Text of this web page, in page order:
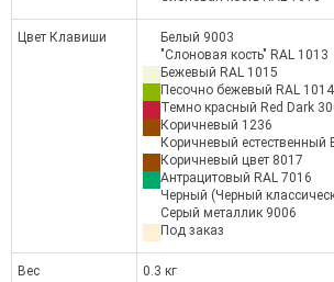
Цвет Клавиши
Белый 9003
"Слоновая кость" RAL 1013
Бежевый RAL 1015
Песочно бежевый RAL 1014
Темно красный Red Dark
Коричневый 1236
Коричневый естественный
Коричневый цвет 8017
Антрацитовый RAL 7016
Черный (Черный
Серый металлик 9006
Под заказ
Вес 0.3 кг